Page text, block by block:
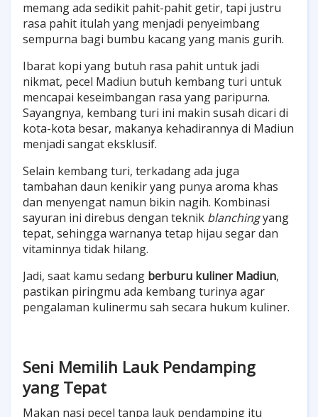
memang ada sedikit pahit-pahit getir, tapi justru
rasa pahit itulah yang menjadi penyeimbang
sempurna bagi bumbu kacang yang manis gurih.
Ibarat kopi yang butuh rasa pahit untuk jadi
nikmat, pecel Madiun butuh kembang turi untuk
mencapai keseimbangan rasa yang paripurna.
Sayangnya, kembang turi ini makin susah dicari di
kota-kota besar, makanya kehadirannya di Madiun
menjadi sangat eksklusif.
Selain kembang turi, terkadang ada juga
tambahan daun kenikir yang punya aroma khas
dan menyengat namun bikin nagih. Kombinasi
sayuran ini direbus dengan teknik blanchingyang
tepat, sehingga warnanya tetap hijau segar dan
vitaminnya tidak hilang.
Jadi, saat kamu sedang berburu kuliner Madiun,
pastikan piringmu ada kembang turinya agar
pengalaman kulinermu sah secara hukum kuliner.
Seni Memilih Lauk Pendamping
yang Tepat
Makan nasi pecel tanpa lauk pendamping itu